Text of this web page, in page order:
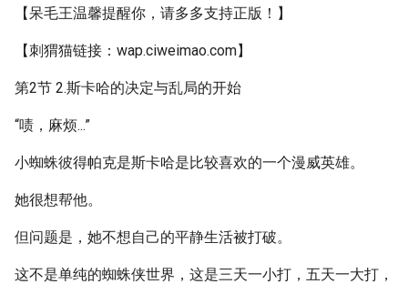
【呆毛王温馨提醒你，请多多支持正版！】
【刺猬猫链接：wap.ciweimao.com】
第2节 2.斯卡哈的决定与乱局的开始
“啧，麻烦...”
小蜘蛛彼得帕克是斯卡哈是比较喜欢的一个漫威英雄。
她很想帮他。
但问题是，她不想自己的平静生活被打破。
这不是单纯的蜘蛛侠世界，这是三天一小打，五天一大打，